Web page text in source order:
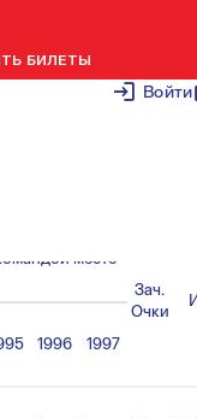
Войти
БИЛЕТЫ
31 ОКТЯБРЯ
место
Зач.
Очки
1996 1997